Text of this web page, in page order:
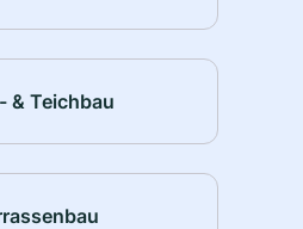
& Teichbau